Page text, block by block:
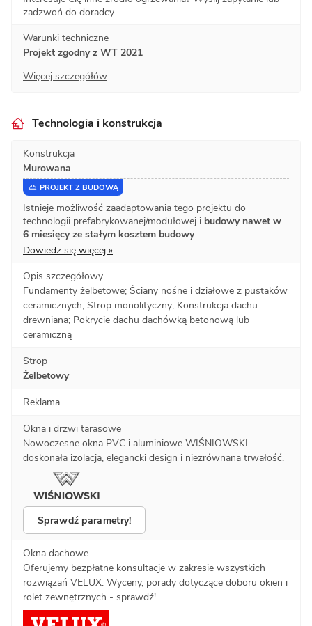
zadzwoń do doradcy
Warunki techniczne
Projekt zgodny z WT 2021
Więcej szczegółów
Technologia i konstrukcja
Konstrukcja
Murowana
PROJEKT Z BUDOWĄ
Istnieje możliwość zaadaptowania tego projektu do
technologii prefabrykowanej/modułowej i budowy nawet w
6 miesięcy ze stałym kosztem budowy
Dowiedz się więcej »
Opis szczegółowy
Fundamenty żelbetowe; Ściany nośne i działowe z pustaków
ceramicznych; Strop monolityczny; Konstrukcja dachu
drewniana; Pokrycie dachu dachówką betonową lub
ceramiczną
Strop
Żelbetowy
Reklama
Okna i drzwi tarasowe
Nowoczesne okna PVC i aluminiowe WIŚNIOWSKI –
doskonała izolacja, elegancki design i niezrównana trwałość.
Sprawdź parametry!
Okna dachowe
Oferujemy bezpłatne konsultacje w zakresie wszystkich
rozwiązań VELUX. Wyceny, porady dotyczące doboru okien i
rolet zewnętrznych - sprawdź!